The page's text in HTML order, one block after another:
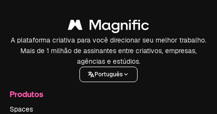
A plataforma criativa para você direcionar seu melhor trabalho.
Mais de 1 milhão de assinantes entre criativos, empresas,
agências e estúdios.
Português
Produtos
Spaces